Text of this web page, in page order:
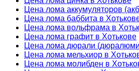
Цена лома аккумуляторов
Цена лома баббита в
Цена лома вольфрама в
Цена лома графит в Хотькове
Цена лома дюрали
Цена лома мельхиор в
Цена лома молибден в